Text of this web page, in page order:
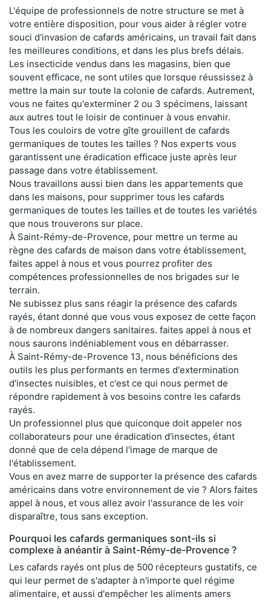
L'équipe de professionnels de notre structure se met à
votre entière disposition, pour vous aider à régler votre
souci d'invasion de cafards américains, un travail fait dans
les meilleures conditions, et dans les plus brefs délais.
Les insecticide vendus dans les magasins, bien que
souvent efficace, ne sont utiles que lorsque réussissez à
mettre la main sur toute la colonie de cafards. Autrement,
vous ne faites qu'exterminer 2 ou 3 spécimens, laissant
aux autres tout le loisir de continuer à vous envahir.
Tous les couloirs de votre gîte grouillent de cafards
germaniques de toutes les tailles ? Nos experts vous
garantissent une éradication efficace juste après leur
passage dans votre établissement.
Nous travaillons aussi bien dans les appartements que
dans les maisons, pour supprimer tous les cafards
germaniques de toutes les tailles et de toutes les variétés
que nous trouverons sur place.
À Saint-Rémy-de-Provence, pour mettre un terme au
règne des cafards de maison dans votre établissement,
faites appel à nous et vous pourrez profiter des
compétences professionnelles de nos brigades sur le
terrain.
Ne subissez plus sans réagir la présence des cafards
rayés, étant donné que vous vous exposez de cette façon
à de nombreux dangers sanitaires. faites appel à nous et
nous saurons indéniablement vous en débarrasser.
À Saint-Rémy-de-Provence 13, nous bénéficions des
outils les plus performants en termes d'extermination
d'insectes nuisibles, et c'est ce qui nous permet de
répondre rapidement à vos besoins contre les cafards
rayés.
Un professionnel plus que quiconque doit appeler nos
collaborateurs pour une éradication d'insectes, étant
donné que de cela dépend l'image de marque de
l'établissement.
Vous en avez marre de supporter la présence des cafards
américains dans votre environnement de vie ? Alors faites
appel à nous, et vous allez avoir l'assurance de les voir
disparaître, tous sans exception.
Pourquoi les cafards germaniques sont-ils si
complexe à anéantir à Saint-Rémy-de-Provence ?
Les cafards rayés ont plus de 500 récepteurs gustatifs, ce
qui leur permet de s'adapter à n'importe quel régime
alimentaire, et aussi d'empêcher les aliments amers